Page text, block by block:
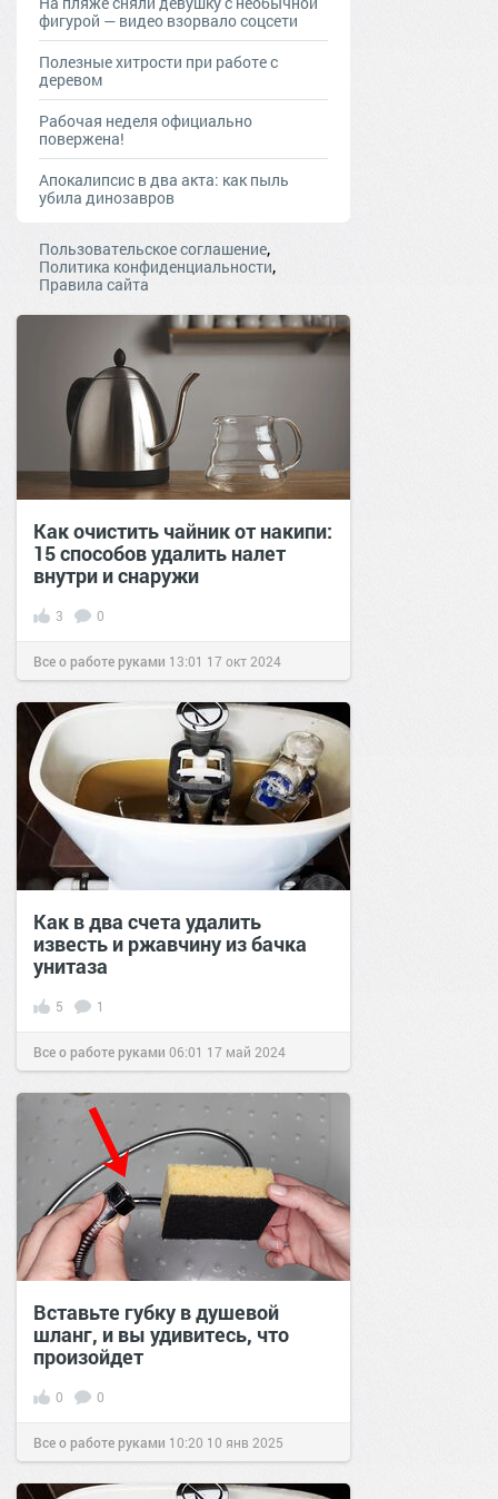
фигурой — видео взорвало соцсети
Полезные хитрости при работе с
деревом
Рабочая неделя официально
повержена!
Апокалипсис в два акта: как пыль
убила динозавров
Пользовательское соглашение,
Политика конфиденциальности,
Правила сайта
Как очистить чайник от накипи:
15 способов удалить налет
внутри и снаружи
3 0
Все о работе руками 13:01 17 окт 2024
Как в два счета удалить
известь и ржавчину из бачка
унитаза
5 1
Все о работе руками 06:01 17 май 2024
Вставьте губку в душевой
шланг, и вы удивитесь, что
произойдет
0 0
Все о работе руками 10:20 10 янв 2025